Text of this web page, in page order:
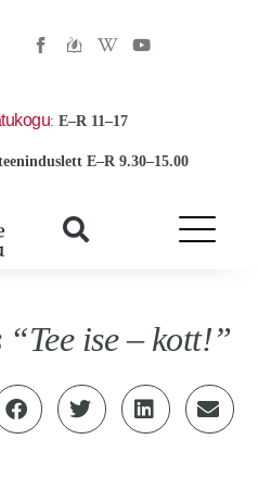
W
i
e
a
Y
o
:E–R 11–17
E–R 9.30–15.00
ise – kott!”